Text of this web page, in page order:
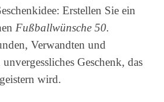
Erstellen Sie ein
Fußballwünsche 50.
Verwandten und
Geschenk, das
wird.